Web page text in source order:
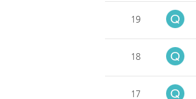
19
18
17